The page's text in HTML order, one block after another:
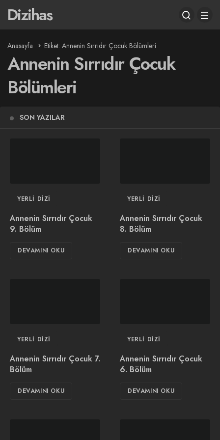
Dizihas
Anasayfa Etiket: Annenin Sırrıdır Çocuk Bölümleri
Annenin Sırrıdır Çocuk
Bölümleri
SON YAZILAR
YERLI DIZI
Annenin Sırrıdır Çocuk
9. Bölüm
DEVAMINI OKU
YERLI DIZI
Annenin Sırrıdır Çocuk
8. Bölüm
DEVAMINI OKU
YERLI DIZI
Annenin Sırrıdır Çocuk 7.
Bölüm
DEVAMINI OKU
YERLI DIZI
Annenin Sırrıdır Çocuk
6. Bölüm
DEVAMINI OKU